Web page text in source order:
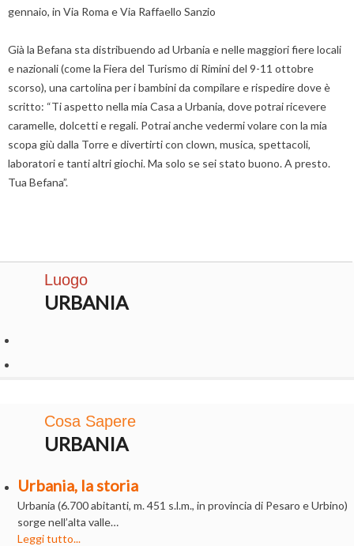
gennaio, in Via Roma e Via Raffaello Sanzio
Già la Befana sta distribuendo ad Urbania e nelle maggiori fiere locali
e nazionali (come la Fiera del Turismo di Rimini del 9-11 ottobre
scorso), una cartolina per i bambini da compilare e rispedire dove è
scritto: “Ti aspetto nella mia Casa a Urbania, dove potrai ricevere
caramelle, dolcetti e regali. Potrai anche vedermi volare con la mia
scopa giù dalla Torre e divertirti con clown, musica, spettacoli,
laboratori e tanti altri giochi. Ma solo se sei stato buono. A presto.
Tua Befana”.
Luogo
URBANIA
Cosa Sapere
URBANIA
Urbania, la storia
Urbania (6.700 abitanti, m. 451 s.l.m., in provincia di Pesaro e Urbino)
sorge nell’alta valle…
Leggi tutto...